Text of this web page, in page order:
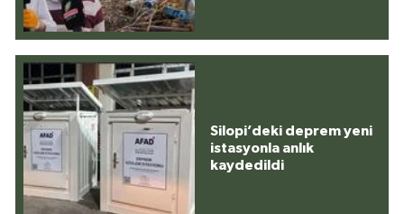
Silopi’deki deprem yeni
istasyonla anlık
kaydedildi